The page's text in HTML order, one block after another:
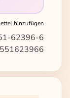
hinzufügen
62396-6